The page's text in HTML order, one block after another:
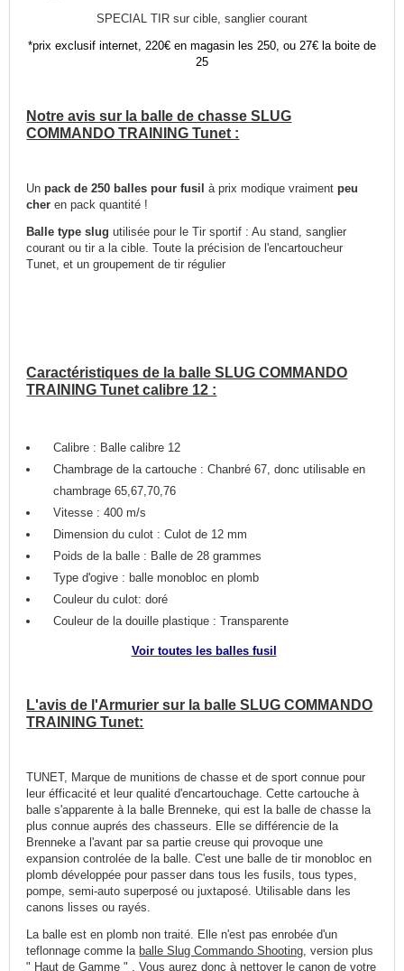
SPECIAL TIR sur cible, sanglier courant
*prix exclusif internet, 220€ en magasin les 250, ou 27€ la boite de
25
Notre avis sur la balle de chasse SLUG
COMMANDO TRAINING Tunet :
Unpack de 250 balles pour fusil à prix modique vraimentpeu
cher en pack quantité !
Balle type slug utilisée pour le Tir sportif : Au stand, sanglier
courant ou tir a la cible. Toute la précision de l'encartoucheur
Tunet, et un groupement de tir régulier
Caractéristiques de la balle SLUG COMMANDO
TRAINING Tunet calibre 12 :
Calibre : Balle calibre 12
Chambrage de la cartouche : Chanbré 67, donc utilisable en
chambrage 65,67,70,76
Vitesse : 400 m/s
Dimension du culot : Culot de 12 mm
Poids de la balle : Balle de 28 grammes
Type d'ogive : balle monobloc en plomb
Couleur du culot: doré
Couleur de la douille plastique : Transparente
Voir toutes les balles fusil
L'avis de l'Armurier sur la balle SLUG COMMANDO
TRAINING Tunet:
TUNET, Marque de munitions de chasse et de sport connue pour
leur éfficacité et leur qualité d'encartouchage. Cette cartouche à
balle s'apparente à la balle Brenneke, qui est la balle de chasse la
plus connue auprés des chasseurs. Elle se différencie de la
Brenneke a l'avant par sa partie creuse qui provoque une
expansion controlée de la balle. C'est une balle de tir monobloc en
plomb développée pour passer dans tous les fusils, tous types,
pompe, semi-auto superposé ou juxtaposé. Utilisable dans les
canons lisses ou rayés.
La balle est en plomb non traité. Elle n'est pas enrobée d'un
teflonnage comme la balle Slug Commando Shooting, version plus
" Haut de Gamme " . Vous aurez donc à nettoyer le canon de votre